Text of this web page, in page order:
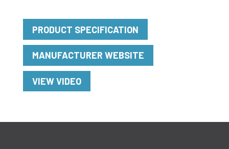
PRODUCT SPECIFICATION
MANUFACTURER WEBSITE
VIEW VIDEO